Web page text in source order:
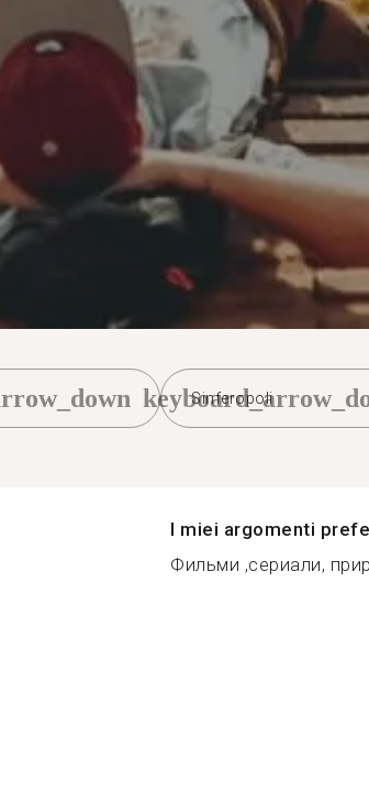
Sinferopoli
I miei argomenti
Фильми ,сериали,